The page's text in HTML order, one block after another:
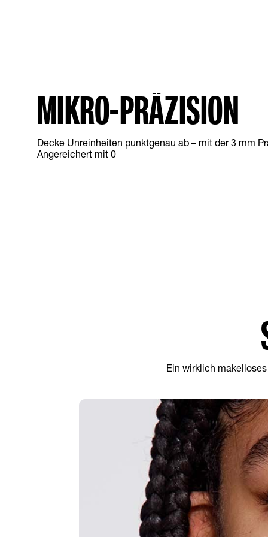
MIKRO-PRÄZISION
Decke Unreinheiten punktgenau ab – mit der 3 mm
Angereichert mit 0
Ein wirklich